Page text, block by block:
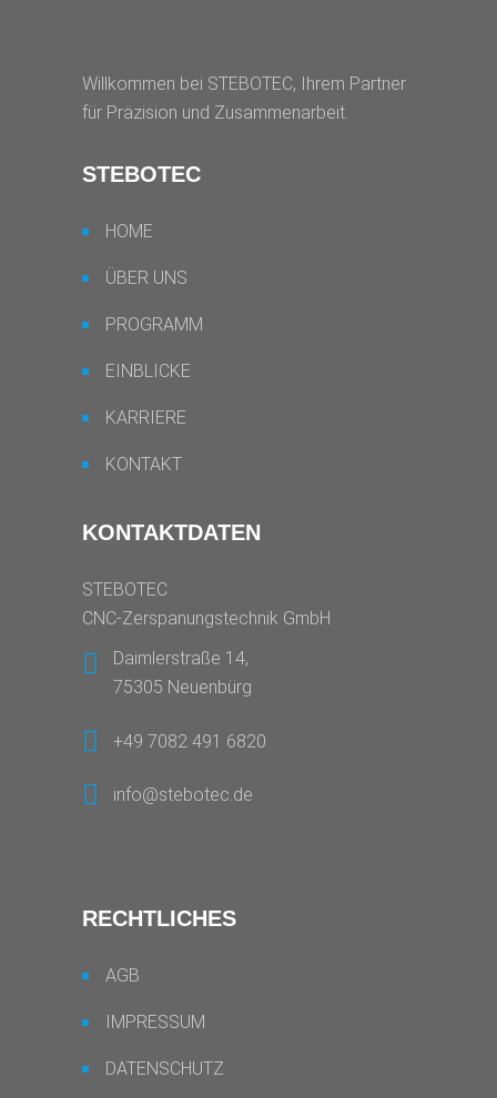
Willkommen bei STEBOTEC, Ihrem Partner
für Präzision und Zusammenarbeit.
STEBOTEC
HOME
ÜBER UNS
PROGRAMM
EINBLICKE
KARRIERE
KONTAKT
KONTAKTDATEN
STEBOTEC
CNC-Zerspanungstechnik GmbH
Daimlerstraße 14,
75305 Neuenbürg
+49 7082 491 6820
info@stebotec.de
RECHTLICHES
AGB
IMPRESSUM
DATENSCHUTZ